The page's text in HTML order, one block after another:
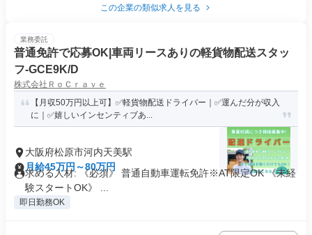
この企業の類似求人を見る
業務委託
普通免許で応募OK|車両リースありの軽貨物配送スタッ
フ-GCE9K/D
株式会社ＲｏＣｒａｖｅ
【月収50万円以上可】✅軽貨物配送ドライバー｜✅運んだ分が収入
に｜✅嬉しいインセンティブあ...
大阪府松原市河内天美駅
月給45万円～80万円
求める人材: 《必須》 普通自動車運転免許※AT限定OK 《未経
験スタートOK》 ...
即日勤務OK